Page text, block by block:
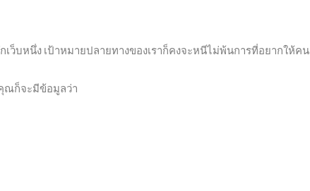
เว็บหนึ่ง เป้าหมายปลายทางของเราก็คงจะหนีไม่พ้นการที่อยากให้คน
ณก็จะมีข้อมูลว่า